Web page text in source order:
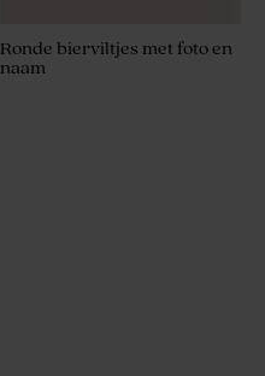
Ronde bierviltjes met foto en
naam